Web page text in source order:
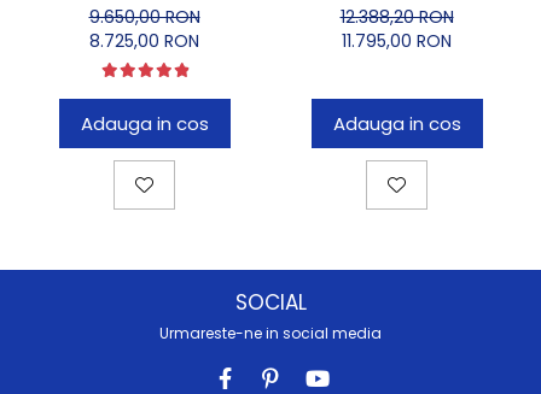
9.650,00 RON
8.725,00 RON
Adauga in cos
12.388,20 RON
11.795,00 RON
Adauga in cos
SOCIAL
Urmareste-ne in social media